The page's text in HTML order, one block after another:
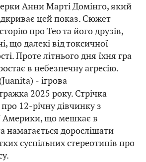
Анни Марті Домінго, який
цей показ. Сюжет
про Тео та його друзів,
що далекі від токсичної
Проте літнього дня їхня гра
в небезпечну агресію.
(Juanita) ‒ ігрова
2025 року. Стрічка
12-річну дівчинку з
Америки, що мешкає в
намагається дорослішати
суспільних стереотипів про